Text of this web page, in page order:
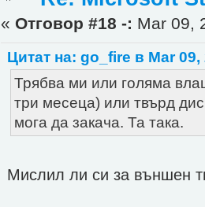
« Отговор #18 -: Mar 09,
Цитат на: go_fire в Mar 09,
Трябва ми или голяма
три месеца) или твърд
мога да закача. Та така.
Мислил ли си за външен